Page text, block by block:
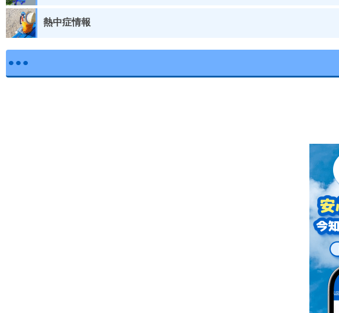
熱中症情報